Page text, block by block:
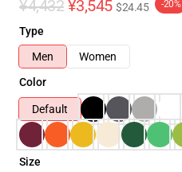
¥4,432 ¥3,545 $24.45 -20%
Type
Men
Women
Color
Default
Size